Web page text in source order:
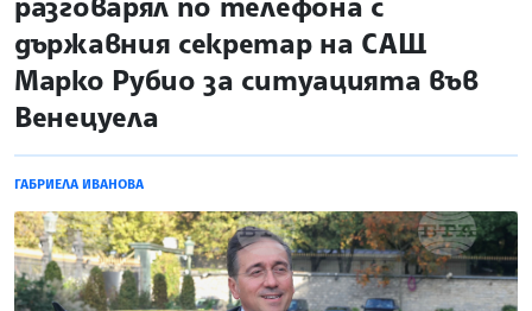
държавния секретар на САЩ
Марко Рубио за ситуацията във
Венецуела
ГАБРИЕЛА ИВАНОВА